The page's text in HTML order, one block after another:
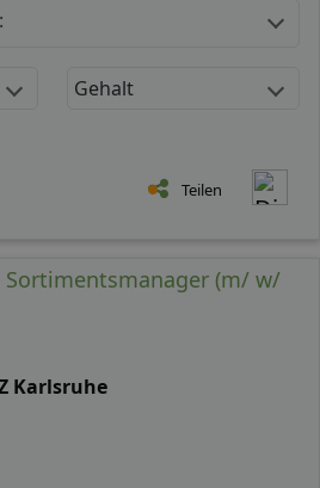
Gehalt
Teilen
Sortimentsmanager (m/ w/
Karlsruhe